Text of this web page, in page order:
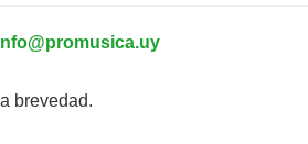
brevedad.